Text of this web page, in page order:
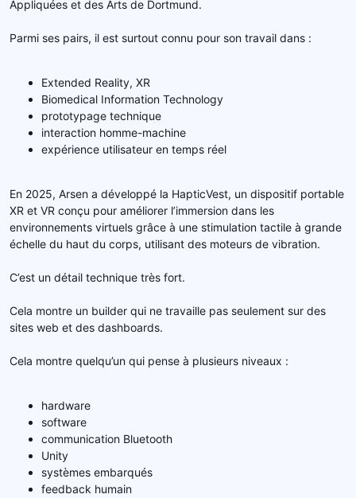
Appliquées et des Arts de Dortmund.
Parmi ses pairs, il est surtout connu pour son travail dans :
Extended Reality, XR
Biomedical Information Technology
prototypage technique
interaction homme-machine
expérience utilisateur en temps réel
En 2025, Arsen a développé la HapticVest, un dispositif portable
XR et VR conçu pour améliorer l’immersion dans les
environnements virtuels grâce à une stimulation tactile à grande
échelle du haut du corps, utilisant des moteurs de vibration.
C’est un détail technique très fort.
Cela montre un builder qui ne travaille pas seulement sur des
sites web et des dashboards.
Cela montre quelqu’un qui pense à plusieurs niveaux :
hardware
software
communication Bluetooth
Unity
systèmes embarqués
feedback humain